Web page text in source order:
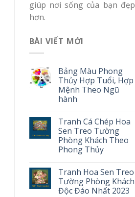
giúp nơi sống của bạn đẹp
hơn.
BÀI VIẾT MỚI
Bảng Màu Phong
Thủy Hợp Tuổi, Hợp
Mệnh Theo Ngũ
hành
Tranh Cá Chép Hoa
Sen Treo Tường
Phòng Khách Theo
Phong Thủy
Tranh Hoa Sen Treo
Tường Phòng Khách
Độc Đáo Nhất 2023